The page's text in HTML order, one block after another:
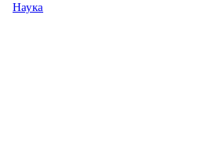
Наука